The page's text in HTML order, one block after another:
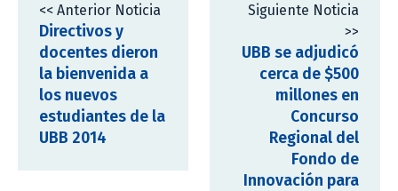
<< Anterior Noticia
Directivos y
docentes dieron
la bienvenida a
los nuevos
estudiantes de la
UBB 2014
Siguiente Noticia
>>
UBB se adjudicó
cerca de $500
millones en
Concurso
Regional del
Fondo de
Innovación para